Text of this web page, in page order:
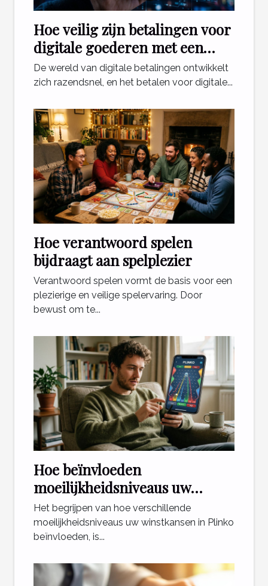
Hoe veilig zijn betalingen voor
digitale goederen met een
telefoonabonnement?
De wereld van digitale betalingen ontwikkelt
zich razendsnel, en het betalen voor digitale...
Hoe verantwoord spelen
bijdraagt aan spelplezier
Verantwoord spelen vormt de basis voor een
plezierige en veilige spelervaring. Door
bewust om te...
Hoe beïnvloeden
moeilijkheidsniveaus uw
winstkansen in Plinko?
Het begrijpen van hoe verschillende
moeilijkheidsniveaus uw winstkansen in Plinko
beïnvloeden, is...